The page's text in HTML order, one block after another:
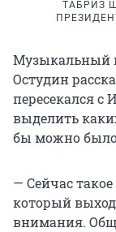
ТАБРИЗ
Музыкальный
Остудин
пересекался с
выделить
бы можно было
— Сейчас
который
внимания.